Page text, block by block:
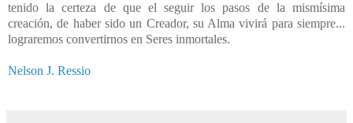
tenido la certeza de que el seguir los pasos de la mismísima
creación, de haber sido un Creador, su Alma vivirá para siempre...
lograremos convertirnos en Seres inmortales.
Nelson J. Ressio